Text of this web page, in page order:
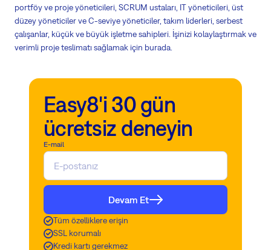
portföy ve proje yöneticileri, SCRUM ustaları, IT yöneticileri, üst
düzey yöneticiler ve C-seviye yöneticiler, takım liderleri, serbest
çalışanlar, küçük ve büyük işletme sahipleri. İşinizi kolaylaştırmak ve
verimli proje teslimatı sağlamak için burada.
Easy8'i 30 gün
ücretsiz deneyin
E-mail
Devam Et
Tüm özelliklere erişin
SSL korumalı
Kredi kartı gerekmez